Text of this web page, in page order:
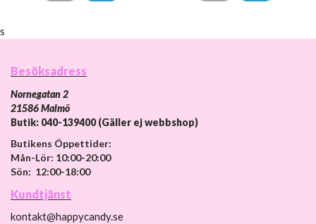
s
Besöksadress
Nornegatan 2
21586 Malmö
Butik: 040-139400 (Gäller ej webbshop)
Butikens Öppettider:
Mån-Lör: 10:00-20:00
Sön: 12:00-18:00
Kundtjänst
kontakt@happycandy.se